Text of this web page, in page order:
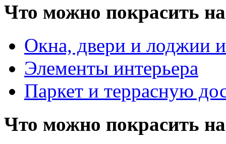
Что можно покрасить
Окна, двери и лоджии
Элементы интерьера
Паркет и террасную
Что можно покрасить на